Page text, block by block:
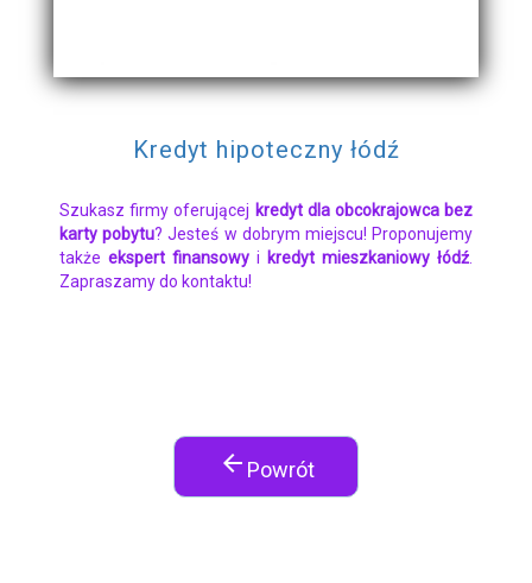
Kredyt hipoteczny łódź
Szukasz firmy oferującej kredyt dla obcokrajowca bez
karty pobytu? Jesteś w dobrym miejscu! Proponujemy
także ekspert finansowy i kredyt mieszkaniowy łódź
Zapraszamy do kontaktu!
arrow_back Powrót